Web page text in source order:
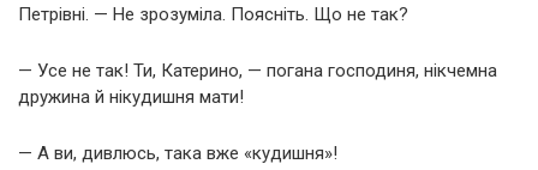
Петрівні. — Не зрозуміла. Поясніть. Що не так?
— Усе не так! Ти, Катерино, — погана господиня, нікчемна
дружина й нікудишня мати!
— А ви, дивлюсь, така вже «кудишня»!